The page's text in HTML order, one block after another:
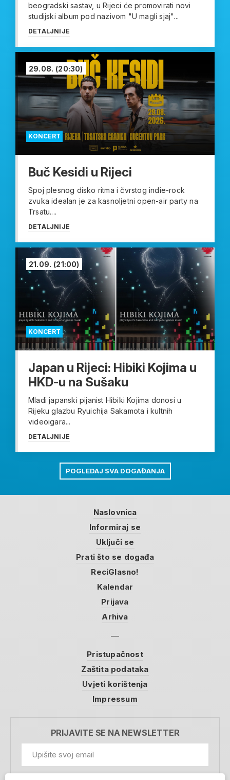
beogradski sastav, u Rijeci će promovirati novi
studijski album pod nazivom "U magli sjaj"...
DETALJNIJE
KONCERT
29.08. (20:30)
Buč Kesidi u Rijeci
Spoj plesnog disko ritma i čvrstog indie-rock
zvuka idealan je za kasnoljetni open-air party na
Trsatu....
DETALJNIJE
KONCERT
21.09. (21:00)
Japan u Rijeci: Hibiki Kojima u
HKD-u na Sušaku
Mladi japanski pijanist Hibiki Kojima donosi u
Rijeku glazbu Ryuichija Sakamota i kultnih
videoigara...
DETALJNIJE
POGLEDAJ SVA DOGAĐANJA
Naslovnica
Informiraj se
Uključi se
Prati što se događa
ReciGlasno!
Kalendar
Prijava
Arhiva
Pristupačnost
Zaštita podataka
Uvjeti korištenja
Impressum
PRIJAVITE SE NA NEWSLETTER